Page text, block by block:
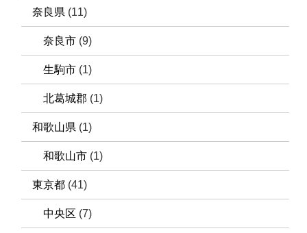
奈良県 (11)
奈良市 (9)
生駒市 (1)
北葛城郡 (1)
和歌山県 (1)
和歌山市 (1)
東京都 (41)
中央区 (7)